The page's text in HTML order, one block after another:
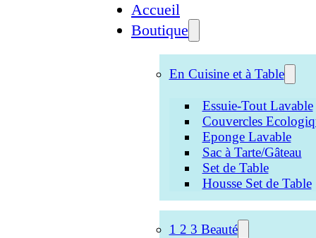
Accueil
Boutique
En Cuisine et à Table
Essuie-Tout Lavable
Couvercles
Eponge Lavable
Sac à Tarte/Gâteau
Set de Table
Housse Set de Table
1 2 3 Beauté